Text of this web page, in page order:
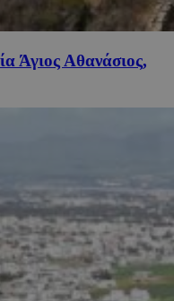
Άγιος Αθανάσιος,